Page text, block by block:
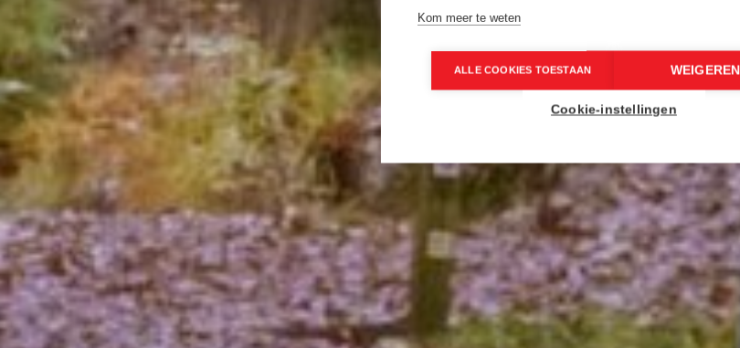
Kom meer te weten
ALLE COOKIES TOESTAAN WEIGEREN
Cookie-instellingen